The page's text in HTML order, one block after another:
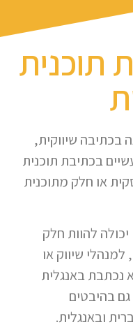
תוכנית
בכתיבה שיווקית,
בכתיבת תוכנית
או חלק מתוכנית
להוות חלק
שיווק או
נכתבת באנגלית
בהיבטים
ובאנגלית.